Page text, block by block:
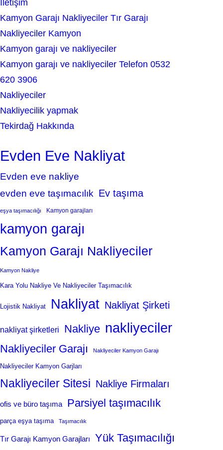
İletişim
Kamyon Garajı Nakliyeciler Tır Garajı
Nakliyeciler Kamyon
Kamyon garajı ve nakliyeciler
Kamyon garajı ve nakliyeciler Telefon 0532
620 3906
Nakliyeciler
Nakliyecilik yapmak
Tekirdağ Hakkında
Evden Eve Nakliyat
Evden eve nakliye
evden eve taşımacılık Ev taşıma
eşya taşımacılığı Kamyon garajları
kamyon garajı
Kamyon Garajı Nakliyeciler
Kamyon Nakliye
Kara Yolu Nakliye Ve Nakliyeciler Taşımacılık
Lojistik Nakliyat Nakliyat Nakliyat Şirketi
nakliyat şirketleri Nakliye nakliyeciler
Nakliyeciler Garajı Nakliyeciler Kamyon Garajı
Nakliyeciler Kamyon Garjları
Nakliyeciler Sitesi Nakliye Firmaları
ofis ve büro taşıma Parsiyel taşımacılık
parça eşya taşıma Taşımacılık
Tır Garajı Kamyon Garajları Yük Taşımacılığı